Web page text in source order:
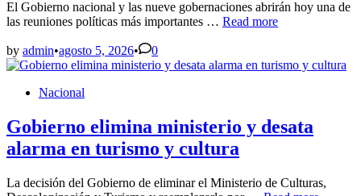
Venezuela
El Gobierno nacional y las nueve gobernaciones abrirán hoy una de
las reuniones políticas más importantes … Gobierno
definen
el
rumbo
del
Read more
by admin•agosto 5, 2026• 0
PostedNacional
Gobierno elimina ministerio y desata
alarma en turismo y cultura
La decisión del Gobierno de eliminar el Ministerio de Culturas,